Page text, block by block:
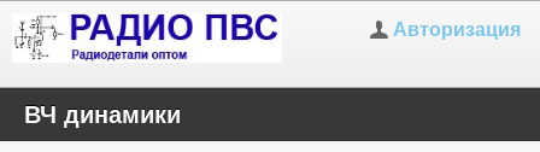
Авторизация
ВЧ динамики